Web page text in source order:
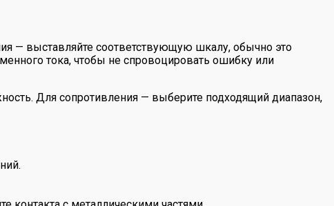
— выставляйте соответствующую шкалу, обычно это
тока, чтобы не спровоцировать ошибку или
Для сопротивления — выберите подходящий диапазон,